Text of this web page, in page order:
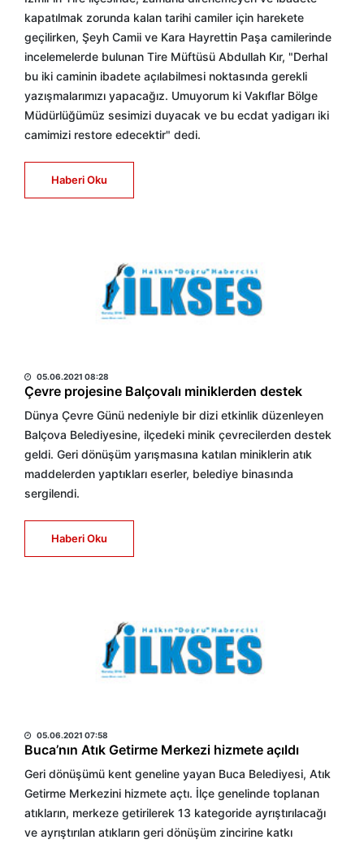
kapatılmak zorunda kalan tarihi camiler için harekete
geçilirken, Şeyh Camii ve Kara Hayrettin Paşa camilerinde
incelemelerde bulunan Tire Müftüsü Abdullah Kır, "Derhal
bu iki caminin ibadete açılabilmesi noktasında gerekli
yazışmalarımızı yapacağız. Umuyorum ki Vakıflar Bölge
Müdürlüğümüz sesimizi duyacak ve bu ecdat yadigarı iki
camimizi restore edecektir" dedi.
Haberi Oku
05.06.2021 08:28
Çevre projesine Balçovalı miniklerden destek
Dünya Çevre Günü nedeniyle bir dizi etkinlik düzenleyen
Balçova Belediyesine, ilçedeki minik çevrecilerden destek
geldi. Geri dönüşüm yarışmasına katılan miniklerin atık
maddelerden yaptıkları eserler, belediye binasında
sergilendi.
Haberi Oku
05.06.2021 07:58
Buca’nın Atık Getirme Merkezi hizmete açıldı
Geri dönüşümü kent geneline yayan Buca Belediyesi, Atık
Getirme Merkezini hizmete açtı. İlçe genelinde toplanan
atıkların, merkeze getirilerek 13 kategoride ayrıştırılacağı
ve ayrıştırılan atıkların geri dönüşüm zincirine katkı